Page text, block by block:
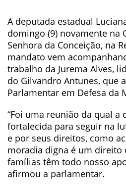
A deputada estadual
domingo (9) novamente na
Senhora da Conceição, na
mandato vem
trabalho da Jurema Alves,
do Gilvandro Antunes, que
Parlamentar em Defesa da
“Foi uma reunião da qual a
fortalecida para seguir na
e por seus direitos, como
moradia digna é um direito
famílias têm todo nosso
afirmou a parlamentar.